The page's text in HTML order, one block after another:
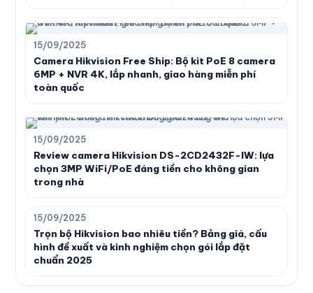
15/09/2025
Camera Hikvision Free Ship: Bộ kit PoE 8 camera
6MP + NVR 4K, lắp nhanh, giao hàng miễn phí
toàn quốc
15/09/2025
Review camera Hikvision DS-2CD2432F-IW: lựa
chọn 3MP WiFi/PoE đáng tiền cho không gian
trong nhà
15/09/2025
Trọn bộ Hikvision bao nhiêu tiền? Bảng giá, cấu
hình đề xuất và kinh nghiệm chọn gói lắp đặt
chuẩn 2025